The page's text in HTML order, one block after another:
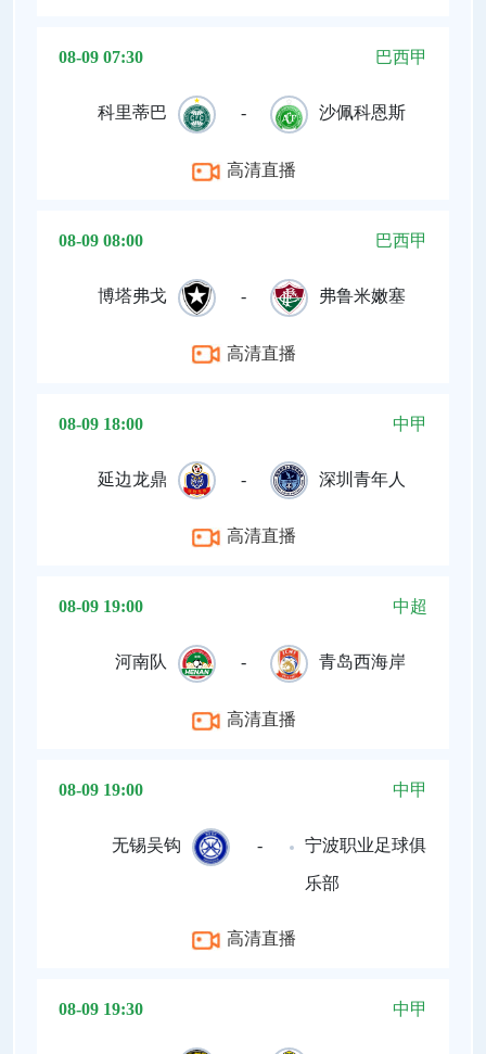
08-09 07:30 巴西甲
科里蒂巴 - 沙佩科恩斯
高清直播
08-09 08:00 巴西甲
博塔弗戈 - 弗鲁米嫩塞
高清直播
08-09 18:00 中甲
延边龙鼎 - 深圳青年人
高清直播
08-09 19:00 中超
河南队 - 青岛西海岸
高清直播
08-09 19:00 中甲
无锡吴钩 - 宁波职业足球俱
乐部
高清直播
08-09 19:30 中甲